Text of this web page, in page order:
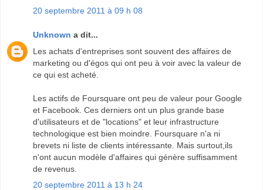
20 septembre 2011 à 09 h 08
Unknown a dit...
Les achats d'entreprises sont souvent des affaires de
marketing ou d'égos qui ont peu à voir avec la valeur de
ce qui est acheté.
Les actifs de Foursquare ont peu de valeur pour Google
et Facebook. Ces derniers ont un plus grande base
d'utilisateurs et de "locations" et leur infrastructure
technologique est bien moindre. Foursquare n'a ni
brevets ni liste de clients intéressante. Mais surtout,ils
n'ont aucun modèle d'affaires qui génère suffisamment
de revenus.
20 septembre 2011 à 13 h 24